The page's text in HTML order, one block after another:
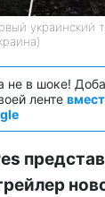
украинский
не в шоке!
ленте